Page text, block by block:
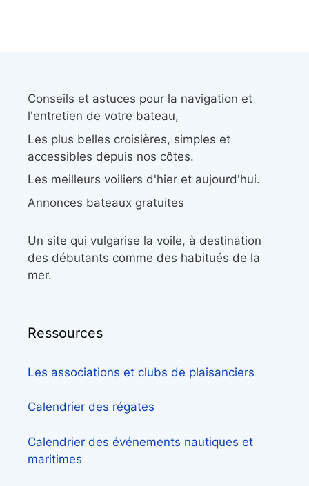
Conseils et astuces pour la navigation et
l'entretien de votre bateau,
Les plus belles croisières, simples et
accessibles depuis nos côtes.
Les meilleurs voiliers d'hier et aujourd'hui.
Annonces bateaux gratuites
Un site qui vulgarise la voile, à destination
des débutants comme des habitués de la
mer.
Ressources
Les associations et clubs de plaisanciers
Calendrier des régates
Calendrier des événements nautiques et
maritimes